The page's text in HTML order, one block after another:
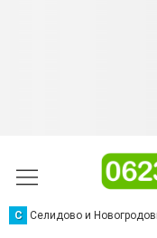
С Селидово и